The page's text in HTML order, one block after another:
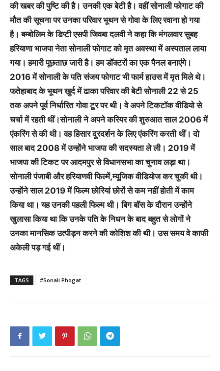
की खबर की पुष्टि की है। उनकी एक बेटी है। वहीं सोनाली फोगाट की
मौत की सूचना पर उनका परिवार भूथन से गोवा के लिए रवाना हो गया
है। बम्बोलिम के डिप्टी एसपी जिवबा दलवी ने कहा कि मंगलवार सुबह
हरियाणा भाजपा नेता सोनाली फोगाट को मृत अवस्था में अस्पताल लाया
गया। हमारी पूछताछ जारी है। हम डॉक्टरों का एक पैनल बनाएंगे।
2016 में सोनाली के पति संजय फोगाट भी फार्म हाउस में मृत मिले थे।
फतेहाबाद के भूथन खुर्द में ढाका परिवार की बेटी सोनाली 22 से 25
तक अपने पूर्व निर्धारित गोवा टूर पर थी। वे अपने टिकटॉक वीडियो से
चर्चा में रहती थीं।सोनाली ने अपने करियर की शुरुआत साल 2006 में
एंकरिंग से की थी। वह हिसार दूरदर्शन के लिए एंकरिंग करती थीं। दो
साल बाद 2008 में उन्होंने भाजपा की सदस्यता ले ली। 2019 में
भाजपा की टिकट पर आदमपुर से विधानसभा का चुनाव लड़ा था।
सोनाली पंजाबी और हरियाणवी फिल्में,म्यूजिक वीडियोज कर चुकी थी।
उन्होंने साल 2019 में फिल्म छोरियां छोरों से कम नहीं होती में काम
किया था। यह उनकी पहली फिल्म थी। बिग बॉस के दौरान उन्होंने
खुलासा किया था कि उनके पति के निधन के बाद बहुत से लोगों ने
उनका मानसिक उत्पीड़न करने की कोशिश की थी। उस समय वे काफी
अकेली पड़ गई थीं।
TAGS #Sonali Phogat